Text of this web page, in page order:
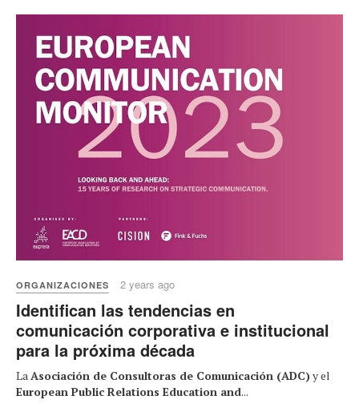
ORGANIZACIONES 2 years ago
Identifican las tendencias en
comunicación corporativa e institucional
para la próxima década
LaAsociación de Consultoras de Comunicación (ADC)y el
European Public Relations Education and...